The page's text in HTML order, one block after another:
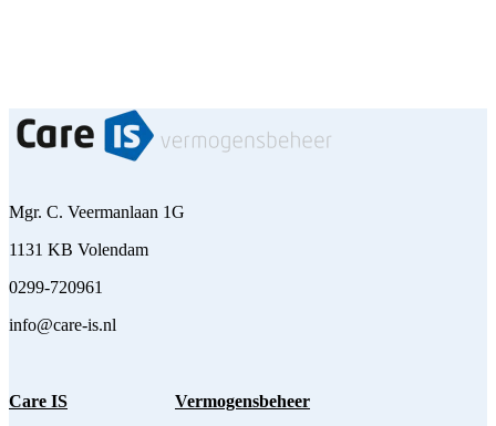
Mgr. C. Veermanlaan 1G
1131 KB Volendam
0299-720961
info@care-is.nl
Care IS Vermogensbeheer